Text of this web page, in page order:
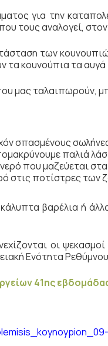
για την
τους αναλογεί,
των
τα κουνούπια τα αυγά
μας ταλαιπωρούν,
σπασμένους
παλιά
που μαζεύεται
στις ποτίστρες των
βαρέλια ή
οι
Ενότητα
41ης